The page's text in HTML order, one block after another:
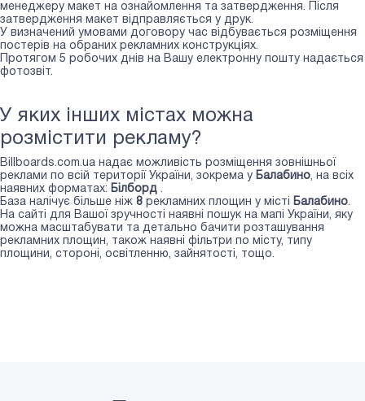
менеджеру макет на ознайомлення та затвердження. Після
затвердження макет відправляється у друк.
У визначений умовами договору час відбувається розміщення
постерів на обраних рекламних конструкціях.
Протягом 5 робочих днів на Вашу електронну пошту надається
фотозвіт.
У яких інших містах можна
розмістити рекламу?
Billboards.com.ua надає можливість розміщення зовнішньої
реклами по всій території України, зокрема у Балабино, на всіх
наявних форматах: Білборд .
База налічує більше ніж 8 рекламних площин у місті Балабино.
На сайті для Вашої зручності наявні пошук на мапі України, яку
можна масштабувати та детально бачити розташування
рекламних площин, також наявні фільтри по місту, типу
площини, стороні, освітленню, зайнятості, тощо.